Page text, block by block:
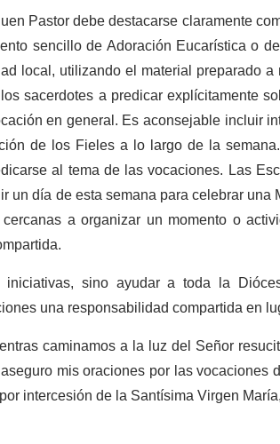
Pastor debe destacarse claramente
sencillo de Adoración Eucarística o
local, utilizando el material preparado
sacerdotes a predicar explícitamente
en general. Es aconsejable incluir
de los Fieles a lo largo de la
al tema de las vocaciones. Las
un día de esta semana para celebrar
a organizar un momento o
sino ayudar a toda la
una responsabilidad compartida en
caminamos a la luz del Señor
mis oraciones por las
intercesión de la Santísima Virgen